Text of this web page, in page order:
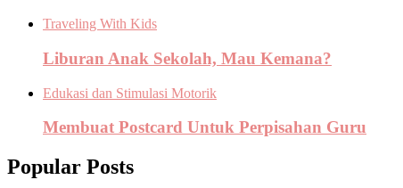
Traveling With Kids
Liburan Anak Sekolah, Mau Kemana?
Edukasi dan Stimulasi Motorik
Membuat Postcard Untuk Perpisahan Guru
Popular Posts